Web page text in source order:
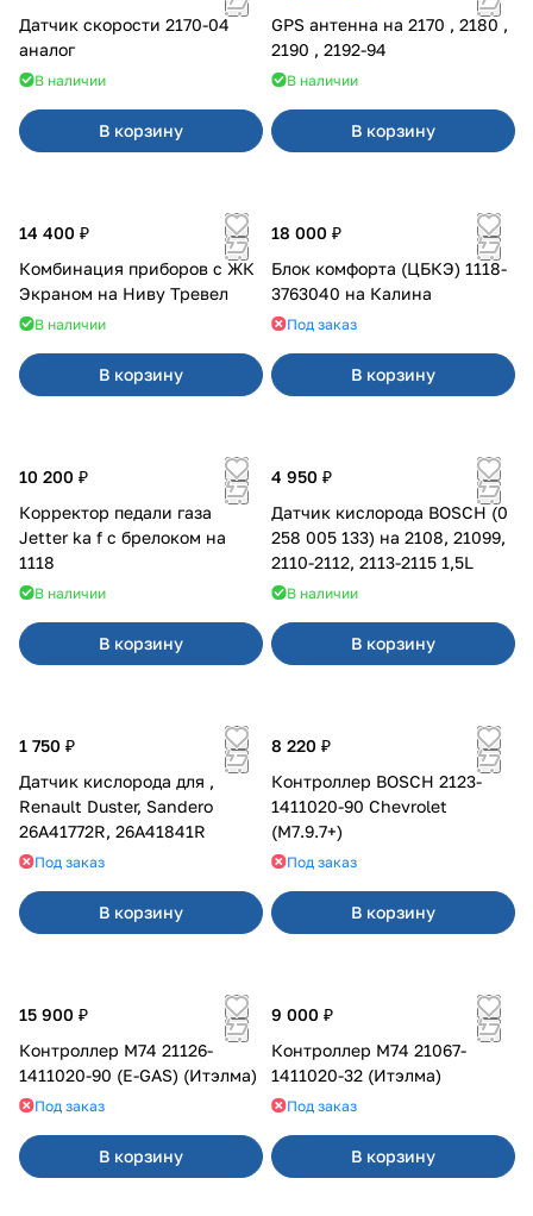
Датчик скорости 2170-04
аналог
В наличии
В корзину
GPS антенна на 2170 , 2180 ,
2190 , 2192-94
В наличии
В корзину
14 400 ₽
Комбинация приборов с ЖК
Экраном на Ниву Тревел
В наличии
В корзину
18 000 ₽
Блок комфорта (ЦБКЭ) 1118-
3763040 на Калина
Под заказ
В корзину
10 200 ₽
Корректор педали газа
Jetter ka f с брелоком на
1118
В наличии
В корзину
4 950 ₽
Датчик кислорода BOSCH (0
258 005 133) на 2108, 21099,
2110-2112, 2113-2115 1,5L
В наличии
В корзину
1 750 ₽
Датчик кислорода для ,
Renault Duster, Sandero
26A41772R, 26A41841R
Под заказ
В корзину
8 220 ₽
Контроллер BOSCH 2123-
1411020-90 Chevrolet
(M7.9.7+)
Под заказ
В корзину
15 900 ₽
Контроллер М74 21126-
1411020-90 (E-GAS) (Итэлма)
Под заказ
В корзину
9 000 ₽
Контроллер М74 21067-
1411020-32 (Итэлма)
Под заказ
В корзину